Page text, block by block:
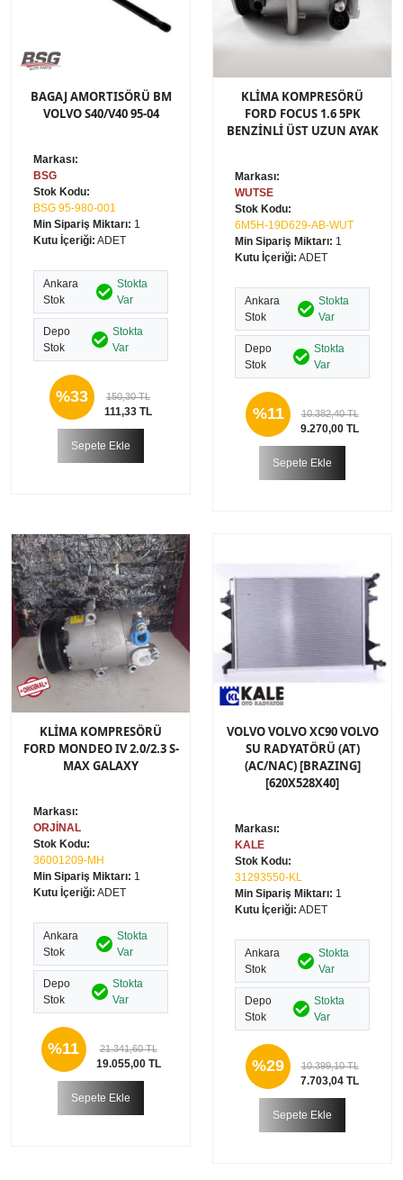
BAGAJ AMORTISÖRÜ BM
VOLVO S40/V40 95-04
Markası:
BSG
Stok Kodu:
BSG 95-980-001
Min Sipariş Miktarı: 1
Kutu İçeriği: ADET
Ankara
Stok
Stokta
Var
Depo
Stok
Stokta
Var
%33 150,30 TL
111,33 TL
Sepete Ekle
KLİMA KOMPRESÖRÜ
FORD FOCUS 1.6 5PK
BENZİNLİ ÜST UZUN AYAK
Markası:
WUTSE
Stok Kodu:
6M5H-19D629-AB-WUT
Min Sipariş Miktarı: 1
Kutu İçeriği: ADET
Ankara
Stok
Stokta
Var
Depo
Stok
Stokta
Var
%11 10.382,40 TL
9.270,00 TL
Sepete Ekle
KLİMA KOMPRESÖRÜ
FORD MONDEO IV 2.0/2.3 S-
MAX GALAXY
Markası:
ORJİNAL
Stok Kodu:
36001209-MH
Min Sipariş Miktarı: 1
Kutu İçeriği: ADET
Ankara
Stok
Stokta
Var
Depo
Stok
Stokta
Var
%11 21.341,60 TL
19.055,00 TL
Sepete Ekle
VOLVO VOLVO XC90 VOLVO
SU RADYATÖRÜ (AT)
(AC/NAC) [BRAZING]
[620X528X40]
Markası:
KALE
Stok Kodu:
31293550-KL
Min Sipariş Miktarı: 1
Kutu İçeriği: ADET
Ankara
Stok
Stokta
Var
Depo
Stok
Stokta
Var
%29 10.399,10 TL
7.703,04 TL
Sepete Ekle